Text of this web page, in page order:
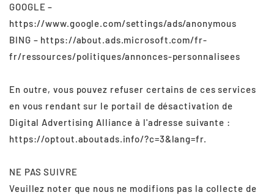
GOOGLE –
https://www.google.com/settings/ads/anonymous
BING – https://about.ads.microsoft.com/fr-
fr/ressources/politiques/annonces-personnalisees
En outre, vous pouvez refuser certains de ces services
en vous rendant sur le portail de désactivation de
Digital Advertising Alliance à l'adresse suivante :
https://optout.aboutads.info/?c=3&lang=fr.
NE PAS SUIVRE
Veuillez noter que nous ne modifions pas la collecte de